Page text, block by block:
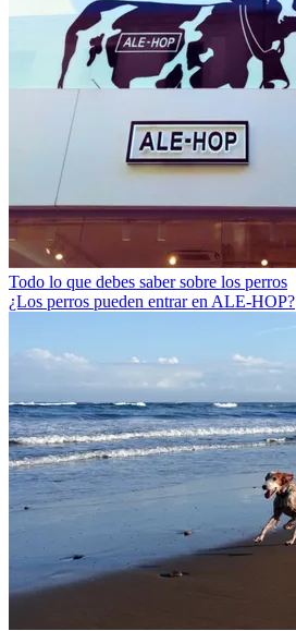
Todo lo que debes saber sobre los perros
¿Los perros pueden entrar en ALE-HOP?